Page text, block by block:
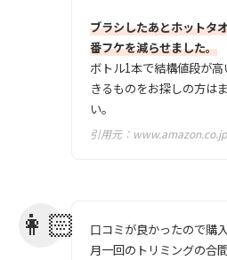
ブラシしたあとホットタ
番フケを減らせました。
ボトル1本で結構値段が
きるものをお探しの方は
い。
引用元： www.amazon.co.jp
口コミが良かったので購
月一回のトリミングの合